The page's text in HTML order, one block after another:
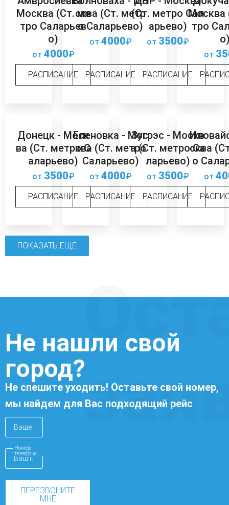
Москва (Ст. ме
тро Саларьев
о)
от 4000₽
РАСПИСАНИЕ
сква (Ст. метр
о Саларьево)
от 4000₽
РАСПИСАНИЕ
(Ст. метро Сал
арьево)
от 3500₽
РАСПИСАНИЕ
Москва
тро
от
Донецк - Моск
ва (Ст. метро С
аларьево)
от 3500₽
РАСПИСАНИЕ
Еленовка - Мос
ква (Ст. метро
Саларьево)
от 4000₽
РАСПИСАНИЕ
Зугрэс - Москв
а (Ст. метро Са
ларьево)
от 3500₽
РАСПИСАНИЕ
сква
о
от
ПОКАЗАТЬ ЕЩЁ
Не нашли свой
город?
Не спешите уходить! Оставьте свой номер,
мы найдем для Вас подходящий рейс
Номер
телефона
ПЕРЕЗВОНИТЕ
МНЕ